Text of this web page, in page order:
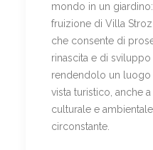
mondo in un
fruizione di Villa
che consente di
rinascita e di
rendendolo un luogo
vista turistico, anche
culturale e
circonstante.